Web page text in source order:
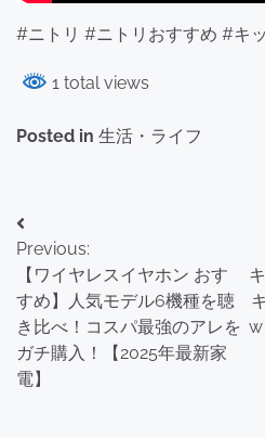
#ニトリ #ニトリおすすめ #キ
1 total views
Posted in 生活・ライフ
投
稿
ナ
ビ
ゲ
Previous:
【ワイヤレスイヤホン おす
すめ】人気モデル6機種を聴
き比べ！コスパ最強のアレを
ガチ購入！【2025年最新家
電】
w